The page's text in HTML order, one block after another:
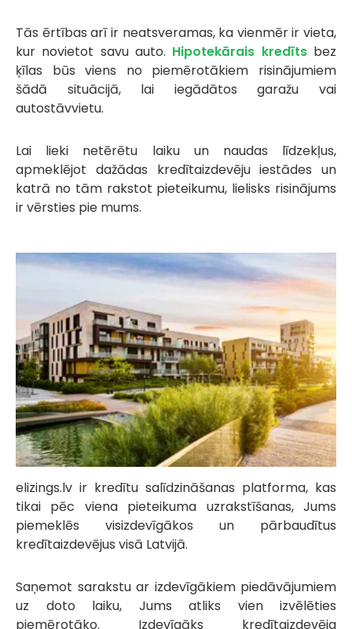
Tās ērtības arī ir neatsveramas, ka vienmēr ir vieta,
kur novietot savu auto. Hipotekārais kredītsbez
ķīlas būs viens no piemērotākiem risinājumiem
šādā situācijā, lai iegādātos garažu vai
autostāvvietu.
Lai lieki netērētu laiku un naudas līdzekļus,
apmeklējot dažādas kredītaizdevēju iestādes un
katrā no tām rakstot pieteikumu, lielisks risinājums
ir vērsties pie mums.
elizings.lv ir kredītu salīdzināšanas platforma, kas
tikai pēc viena pieteikuma uzrakstīšanas, Jums
piemeklēs visizdevīgākos un pārbaudītus
kredītaizdevējus visā Latvijā.
Saņemot sarakstu ar izdevīgākiem piedāvājumiem
uz doto laiku, Jums atliks vien izvēlēties
piemērotāko. Izdevīgāks kredītaizdevēja